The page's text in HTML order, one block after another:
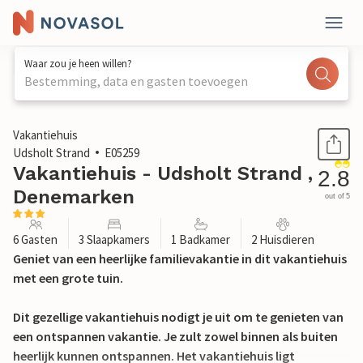
Waar zou je heen willen?
Bestemming, data en gasten toevoegen
1 / 22
Vakantiehuis
Udsholt Strand
E05259
Vakantiehuis - Udsholt Strand ,
Denemarken
2.8
out of 5
6 Gasten 3 Slaapkamers 1 Badkamer 2 Huisdieren
Geniet van een heerlijke familievakantie in dit vakantiehuis
met een grote tuin.
Dit gezellige vakantiehuis nodigt je uit om te genieten van
een ontspannen vakantie. Je zult zowel binnen als buiten
heerlijk kunnen ontspannen. Het vakantiehuis ligt